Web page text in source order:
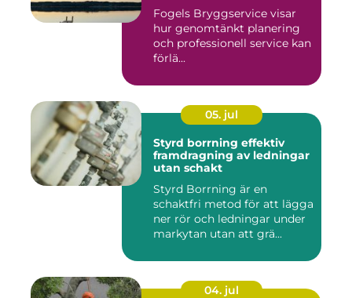
Fogels Bryggservice visar
hur genomtänkt planering
och professionell service kan
förlä...
05. jul
Styrd borrning effektiv
framdragning av ledningar
utan schakt
Styrd Borrning är en
schaktfri metod för att lägga
ner rör och ledningar under
markytan utan att grä...
04. jul